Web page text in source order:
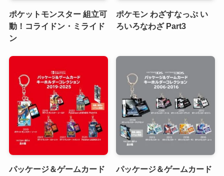
ポケットモンスター 組立可
動！コライドン・ミライド
ン
ポケモン わざすなっぷ い
ろいろなわざ Part3
パッケージ＆ゲームカード
パッケージ＆ゲームカード